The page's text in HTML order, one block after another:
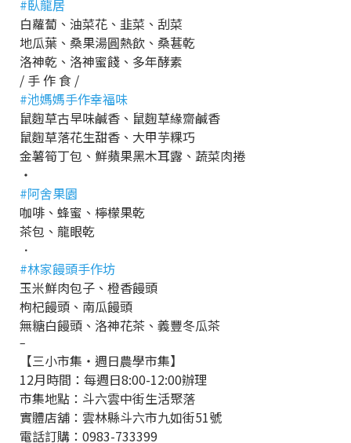
#臥龍居
白蘿蔔、油菜花、韭菜、刮菜
地瓜葉、桑果湯圓熱飲、桑葚乾
洛神乾、洛神蜜餞、多年酵素
/ 手 作 食 /
#池媽媽手作幸福味
鼠麴草古早味鹹香、鼠麴草緣齋鹹香
鼠麴草落花生甜香、大甲芋粿巧
金薯筍丁包、鮮蘋果黑木耳露、蔬菜肉捲
・
#阿舍果園
咖啡、蜂蜜、檸檬果乾
茶包、龍眼乾
．
#林家饅頭手作坊
玉米鮮肉包子、橙香饅頭
枸杞饅頭、南瓜饅頭
無糖白饅頭、洛神花茶、義豐冬瓜茶
–
【三小市集・週日農學市集】
12月時間：每週日8:00-12:00辦理
市集地點：斗六雲中街生活聚落
實體店舖：雲林縣斗六市九如街51號
電話訂購：0983-733399